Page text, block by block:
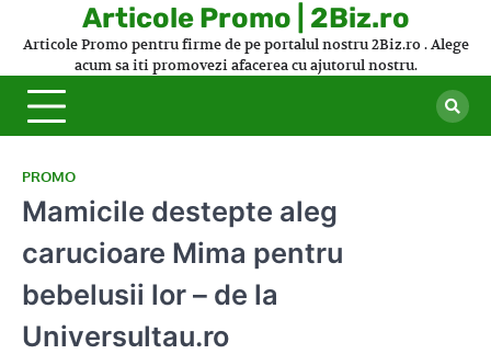
Articole Promo | 2Biz.ro
Articole Promo pentru firme de pe portalul nostru 2Biz.ro . Alege
acum sa iti promovezi afacerea cu ajutorul nostru.
PROMO
Mamicile destepte aleg
carucioare Mima pentru
bebelusii lor – de la
Universultau.ro